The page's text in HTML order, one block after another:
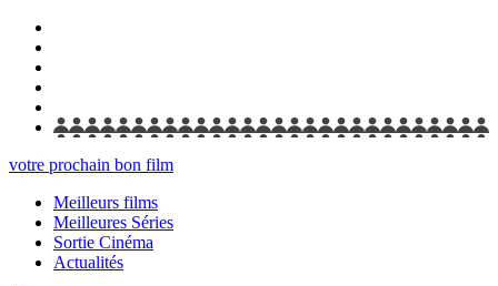
votre prochain bon film
Meilleurs films
Meilleures Séries
Sortie Cinéma
Actualités